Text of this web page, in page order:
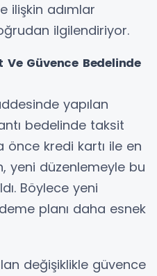
ilişkin adımlar
ilgilendiriyor.
Ve Güvence Bedelinde
yapılan
bedelinde taksit
önce kredi kartı ile en
yeni düzenlemeyle bu
Böylece yeni
planı daha esnek
değişiklikle güvence